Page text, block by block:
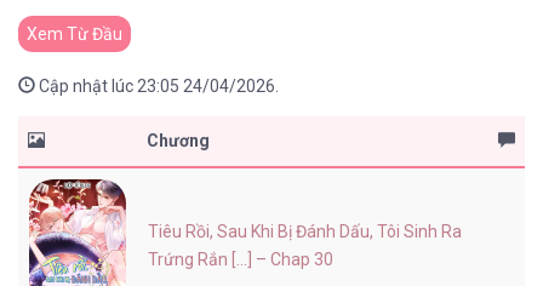
Xem Từ Đầu
Cập nhật lúc 23:05 24/04/2026.
Chương
Tiêu Rồi, Sau Khi Bị Đánh Dấu, Tôi Sinh Ra
Trứng Rắn [...] – Chap 30